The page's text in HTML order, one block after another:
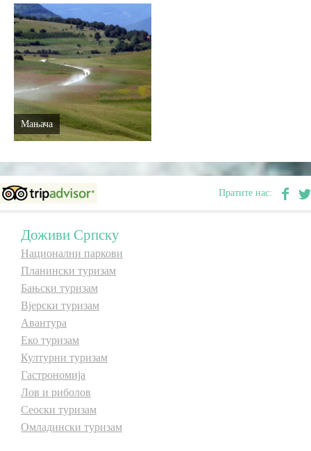
Мањача
Пратите нас:
Доживи Српску
Национални паркови
Планински туризам
Бањски туризам
Вјерски туризам
Авантура
Еко туризам
Културни туризам
Гастрономија
Лов и риболов
Сеоски туризам
Омладински туризам